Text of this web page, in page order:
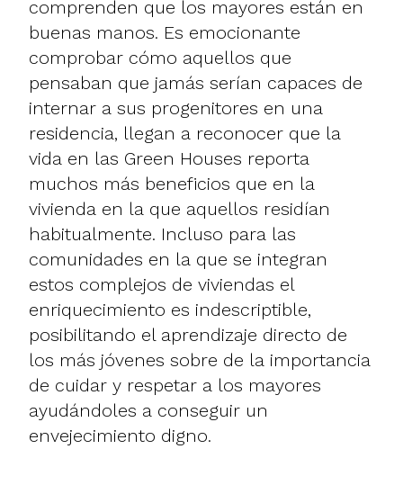
comprenden que los mayores están en
buenas manos. Es emocionante
comprobar cómo aquellos que
pensaban que jamás serían capaces de
internar a sus progenitores en una
residencia, llegan a reconocer que la
vida en las Green Houses reporta
muchos más beneficios que en la
vivienda en la que aquellos residían
habitualmente. Incluso para las
comunidades en la que se integran
estos complejos de viviendas el
enriquecimiento es indescriptible,
posibilitando el aprendizaje directo de
los más jóvenes sobre de la importancia
de cuidar y respetar a los mayores
ayudándoles a conseguir un
envejecimiento digno.